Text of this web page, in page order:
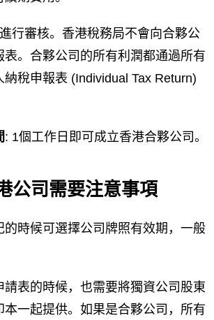
行審核。香港稅務局不會向合夥公
表。合夥公司的所有利潤都通過所有
納稅申報表 (Individual Tax Return)
: 1個工作日即可成立香港合夥公司。
公司需要注意事項
的時候可選擇公司牌照有效期，一般
請表的時候，也需要將獨資公司股東
本一起提供。如果是合夥公司，所有